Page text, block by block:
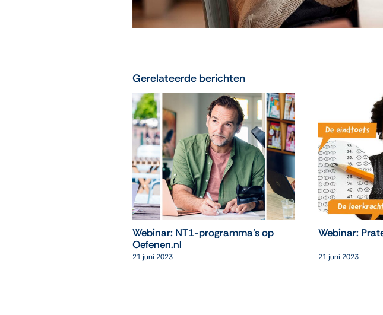
Gerelateerde berichten
Webinar: NT1-programma’s op
Oefenen.nl
21 juni 2023
Webinar:
21 juni 2023